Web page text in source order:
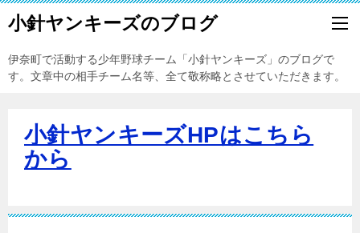
小針ヤンキーズのブログ
伊奈町で活動する少年野球チーム「小針ヤンキーズ」のブログで
す。文章中の相手チーム名等、全て敬称略とさせていただきます。
小針ヤンキーズHPはこちら
から